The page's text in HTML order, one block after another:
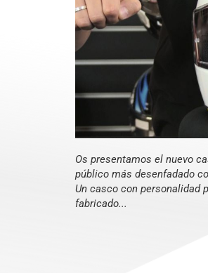
Os presentamos el nuevo
público más desenfadado
Un casco con personalidad
fabricado...